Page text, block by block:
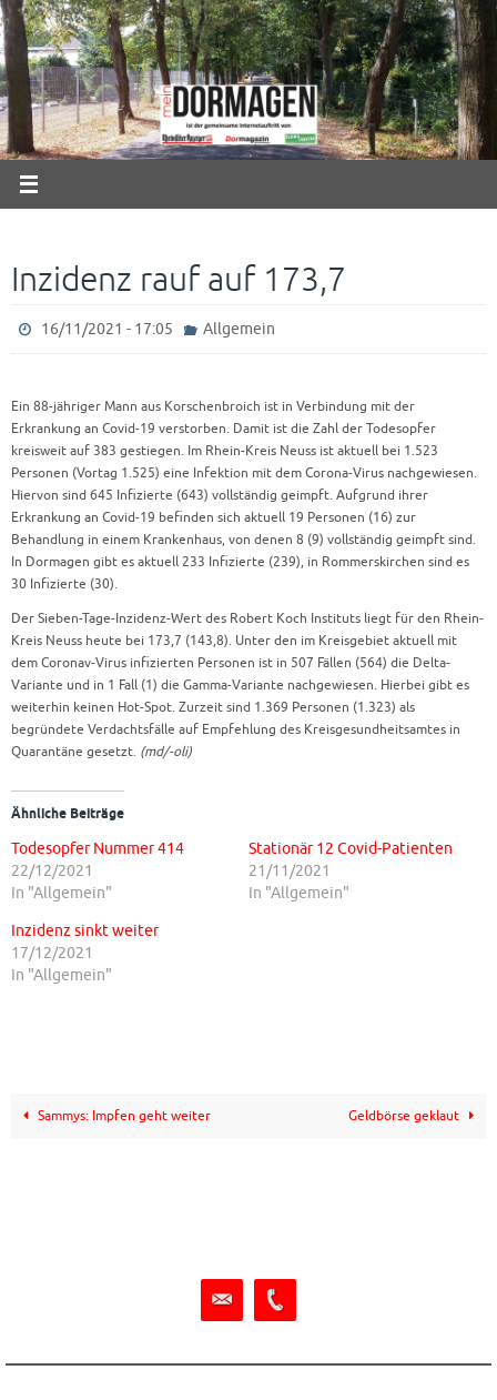
Zum
Inhalt
springen
Inzidenz rauf auf 173,7
16/11/2021 - 17:05 Allgemein
Ein 88-jähriger Mann aus Korschenbroich ist in Verbindung mit der
Erkrankung an Covid-19 verstorben. Damit ist die Zahl der Todesopfer
kreisweit auf 383 gestiegen. Im Rhein-Kreis Neuss ist aktuell bei 1.523
Personen (Vortag 1.525) eine Infektion mit dem Corona-Virus nachgewiesen.
Hiervon sind 645 Infizierte (643) vollständig geimpft. Aufgrund ihrer
Erkrankung an Covid-19 befinden sich aktuell 19 Personen (16) zur
Behandlung in einem Krankenhaus, von denen 8 (9) vollständig geimpft sind.
In Dormagen gibt es aktuell 233 Infizierte (239), in Rommerskirchen sind es
30 Infizierte (30).
Der Sieben-Tage-Inzidenz-Wert des Robert Koch Instituts liegt für den Rhein-
Kreis Neuss heute bei 173,7 (143,8). Unter den im Kreisgebiet aktuell mit
dem Coronav-Virus infizierten Personen ist in 507 Fällen (564) die Delta-
Variante und in 1 Fall (1) die Gamma-Variante nachgewiesen. Hierbei gibt es
weiterhin keinen Hot-Spot. Zurzeit sind 1.369 Personen (1.323) als
begründete Verdachtsfälle auf Empfehlung des Kreisgesundheitsamtes in
Quarantäne gesetzt. (md/-oli)
Ähnliche Beiträge
Todesopfer Nummer 414
22/12/2021
In "Allgemein"
Stationär 12 Covid-Patienten
21/11/2021
In "Allgemein"
Inzidenz sinkt weiter
17/12/2021
In "Allgemein"
Sammys: Impfen geht weiter Geldbörse geklaut